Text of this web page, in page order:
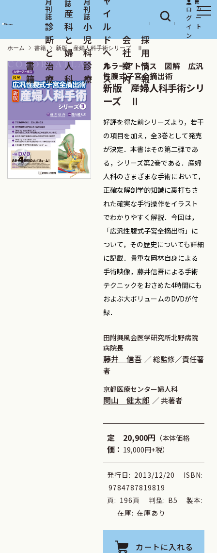
書
籍
診
断
と
治
療
産
科
と
婦
人
科
小
児
科
診
療
イ
ル
ド
ヘ
ル
ス
会
社
案
内
採
用
情
報
ホーム 書籍 新版 産婦人科手術シリーズ Ⅱ
カラーアトラス 図解 広汎
性腹式子宮全摘出術
新版 産婦人科手術シリ
ーズ Ⅱ
好評を得た前シリーズより，若干
の項目を加え，全3巻として発売
が決定．本書はその第二弾であ
る，シリーズ第2巻である．産婦
人科のさまざまな手術において，
正確な解剖学的知識に裏打ちさ
れた確実な手術操作をイラスト
でわかりやすく解説．今回は，
「広汎性腹式子宮全摘出術」に
ついて，その歴史についても詳細
に記載．貴重な岡林自身による
手術映像，藤井信吾による手術
テクニックをおさめた4時間にも
およぶ大ボリュームのDVDが付
録．
田附興風会医学研究所北野病院
病院長
藤井 信吾
総監修／責任著
者
京都医療センター婦人科
関山 健太郎 共著者
定
価：
20,900円 （本体価格
19,000円+税）
発行日: 2013/12/20
ISBN:
9784787819819
頁: 196頁 判型: B5
製本:
在庫: 在庫あり
カートに入れる